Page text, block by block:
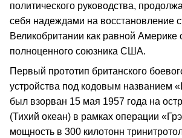
политического руководства,
себя надеждами на восстановление
Великобритании как равной
полноценного союзника США.
Первый прототип британского
устройства под кодовым названием
был взорван 15 мая 1957 года на
(Тихий океан) в рамках операции
мощность в 300 килотонн